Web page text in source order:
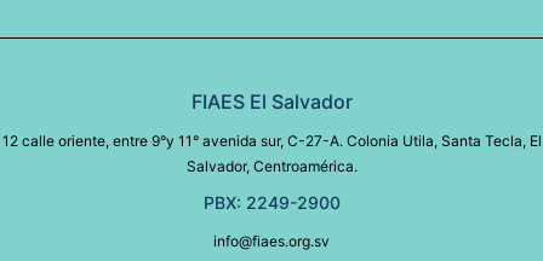
FIAES El Salvador
12 calle oriente, entre 9°y 11° avenida sur, C-27-A. Colonia Utila, Santa Tecla, El
Salvador, Centroamérica.
PBX: 2249-2900
info@fiaes.org.sv